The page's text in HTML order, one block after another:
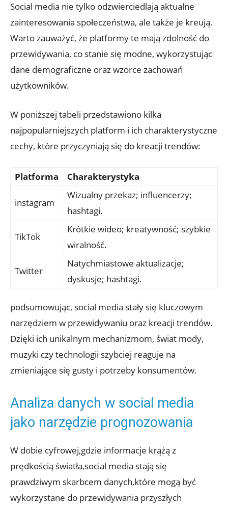
Social media nie tylko odzwierciedlają aktualne
zainteresowania społeczeństwa, ale także je kreują.
Warto zauważyć, że platformy te mają zdolność do
przewidywania, co stanie się modne, wykorzystując
dane demograficzne oraz wzorce zachowań
użytkowników.
W poniższej tabeli przedstawiono kilka
najpopularniejszych platform i ich charakterystyczne
cechy, które przyczyniają się do kreacji trendów:
Platforma Charakterystyka
instagram
Wizualny przekaz; influencerzy;
hashtagi.
TikTok
Krótkie wideo; kreatywność; szybkie
wiralność.
Twitter
Natychmiastowe aktualizacje;
dyskusje; hashtagi.
podsumowując, social media stały się kluczowym
narzędziem w przewidywaniu oraz kreacji trendów.
Dzięki ich unikalnym mechanizmom, świat mody,
muzyki czy technologii szybciej reaguje na
zmieniające się gusty i potrzeby konsumentów.
Analiza danych w social media
jako narzędzie prognozowania
W dobie cyfrowej,gdzie informacje krążą z
prędkością światła,social media stają się
prawdziwym skarbcem danych,które mogą być
wykorzystane do przewidywania przyszłych